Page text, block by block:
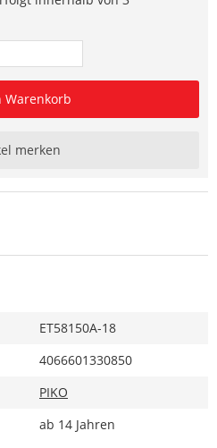
Warenkorb
merken
ET58150A-18
4066601330850
PIKO
ab 14 Jahren